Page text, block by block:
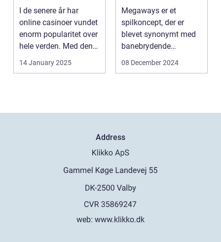
I de senere år har
online casinoer vundet
enorm popularitet over
hele verden. Med den
teknolog...
14 January 2025
spilleautomater
Megaways er et
spilkoncept, der er
blevet synonymt med
banebrydende
innovation inden for
08 December 2024
Address
web: www.klikko.dk